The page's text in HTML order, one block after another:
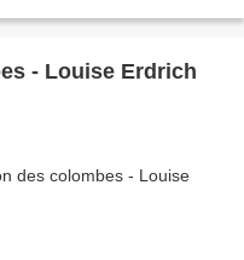
- Louise Erdrich